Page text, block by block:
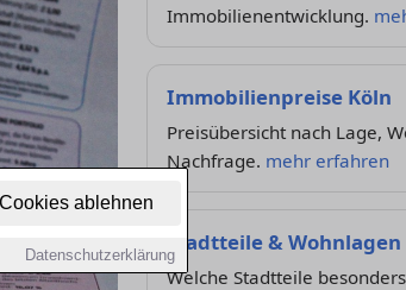
ablehnen
Datenschutzerklärung
Immobilienentwicklung.
Immobilienpreise Köln
Preisübersicht nach Lage,
Nachfrage. mehr erfahren
Stadtteile & Wohnlagen
Welche Stadtteile